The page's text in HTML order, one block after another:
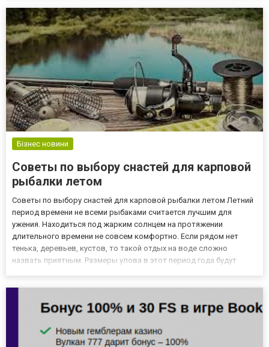
любителей физическ...
Бізнес новини
Советы по выбору снастей для карповой
рыбалки летом
Советы по выбору снастей для карповой рыбалки летом Летний
период времени не всеми рыбаками считается лучшим для
ужения. Находиться под жарким солнцем на протяжении
длительного времени не совсем комфортно. Если рядом нет
тенька, деревьев, кустов, то такой отдых на воде сложно
назвать приятным. Размеры улова в этот период года будут